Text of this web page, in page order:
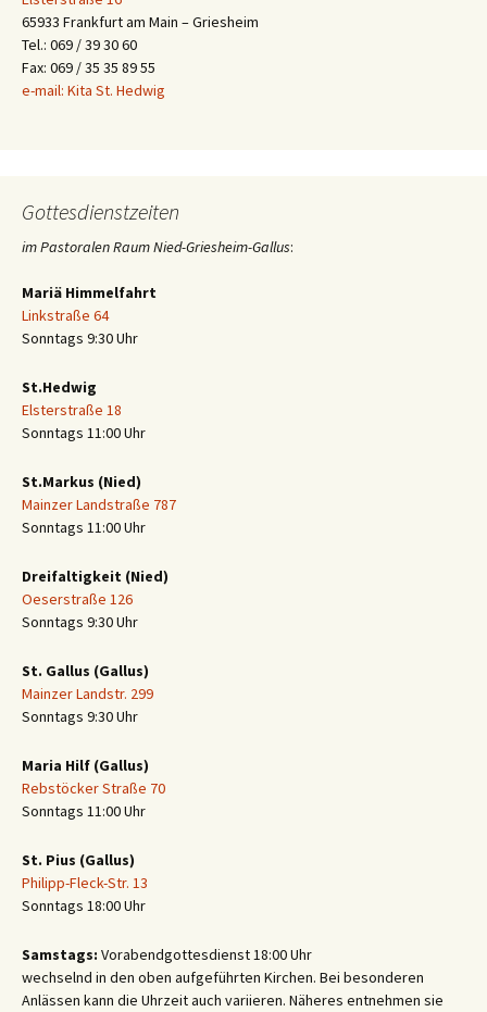
65933 Frankfurt am Main – Griesheim
Tel.: 069 / 39 30 60
Fax: 069 / 35 35 89 55
e-mail: Kita St. Hedwig
Gottesdienstzeiten
im Pastoralen Raum Nied-Griesheim-Gallus:
Mariä Himmelfahrt
Linkstraße 64
Sonntags 9:30 Uhr
St.Hedwig
Elsterstraße 18
Sonntags 11:00 Uhr
St.Markus (Nied)
Mainzer Landstraße 787
Sonntags 11:00 Uhr
Dreifaltigkeit (Nied)
Oeserstraße 126
Sonntags 9:30 Uhr
St. Gallus (Gallus)
Mainzer Landstr. 299
Sonntags 9:30 Uhr
Maria Hilf (Gallus)
Rebstöcker Straße 70
Sonntags 11:00 Uhr
St. Pius (Gallus)
Philipp-Fleck-Str. 13
Sonntags 18:00 Uhr
Samstags: Vorabendgottesdienst 18:00 Uhr
wechselnd in den oben aufgeführten Kirchen. Bei besonderen
Anlässen kann die Uhrzeit auch variieren. Näheres entnehmen sie